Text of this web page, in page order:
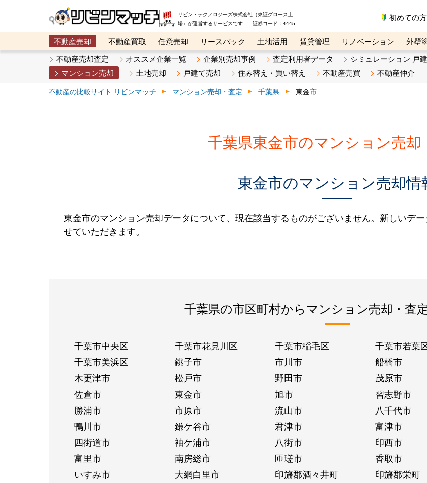
リビン・テクノロジーズ株式会社（東証グロース上
場）が運営するサービスです 証券コード：4445
初めての
不動産売却 不動産買取 任意売却 リースバック 土地活用 賃貸管理 リノベーション 外壁
メタ住宅展示場
ベスト不動産カンパニー オンライン講座 リビンマガジンBiz 不動産売却ご相談デス
不動産売却査定 オススメ企業一覧 企業別売却事例 査定利用者データ
シミュレーション 戸
マンション売却
土地売却 戸建て売却 住み替え・買い替え 不動産売買 不動産仲介
不動産の比較サイト リビンマッチ マンション売却・査定 千葉県 東金市
千葉県東金市のマンション売却
東金市のマンション売却情
東金市のマンション売却データについて、現在該当するものがございません。新しいデ
せていただきます。
千葉県の市区町村からマンション売却・査
千葉市中央区 千葉市花見川区 千葉市稲毛区 千葉市若葉
千葉市美浜区
銚子市 市川市 船橋市
木更津市
松戸市 野田市 茂原市
佐倉市
東金市 旭市 習志野市
勝浦市
市原市 流山市 八千代市
鴨川市
鎌ケ谷市 君津市 富津市
四街道市
袖ケ浦市 八街市 印西市
富里市
南房総市 匝瑳市 香取市
いすみ市
大網白里市 印旛郡酒々井町 印旛郡栄町